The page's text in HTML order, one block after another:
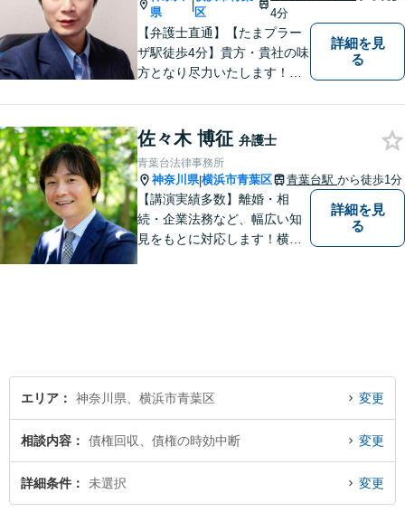
県
|
区
4分
【弁護士直通】【たまプラー
ザ駅徒歩4分】貴方・貴社の味
方となり尽力いたします！当
ください。
詳細を見
る
佐々木 博征 弁護士
青葉台法律事務所
神奈川県|横浜市青葉区 青葉台駅 から徒歩1分
【講演実績多数】離婚・相
続・企業法務など、幅広い知
見をもとに対応します！横
在籍】
詳細を見
る
エリア 神奈川県、横浜市青葉区 変更
相談内容 債権回収、債権の時効中断 変更
詳細条件 未選択 変更